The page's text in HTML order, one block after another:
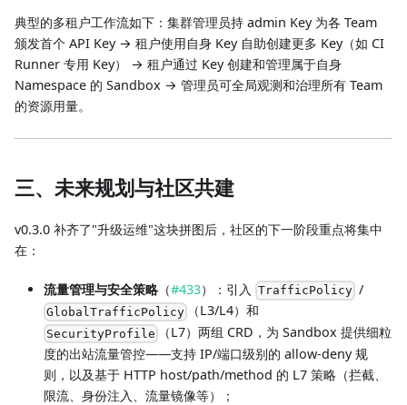
典型的多租户工作流如下：集群管理员持 admin Key 为各 Team
颁发首个 API Key → 租户使用自身 Key 自助创建更多 Key（如 CI
Runner 专用 Key） → 租户通过 Key 创建和管理属于自身
Namespace 的 Sandbox → 管理员可全局观测和治理所有 Team
的资源用量。
三、未来规划与社区共建
v0.3.0 补齐了"升级运维"这块拼图后，社区的下一阶段重点将集中
在：
流量管理与安全策略 （#433）：引入 TrafficPolicy /
GlobalTrafficPolicy （L3/L4）和
SecurityProfile
（L7）两组 CRD，为 Sandbox 提供细粒
度的出站流量管控——支持 IP/端口级别的 allow-deny 规
则，以及基于 HTTP host/path/method 的 L7 策略（拦截、
限流、身份注入、流量镜像等）；